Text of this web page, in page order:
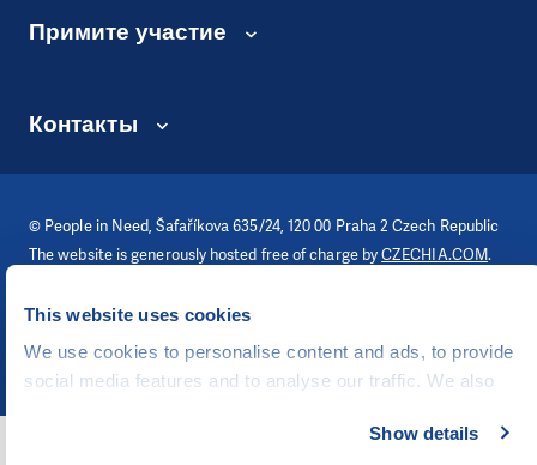
This website uses cookies
We use cookies to personalise content and ads, to provide
social media features and to analyse our traffic. We also
media, advertising and analytics partners who may
Show details
Примите участие
Контакты
© People in Need, Šafaříkova 635/24, 120 00 Praha 2 Czech Republic
The website is generously hosted free of charge byCZECHIA.COM.
Разработано
Визуальная идентичностьMARVIL